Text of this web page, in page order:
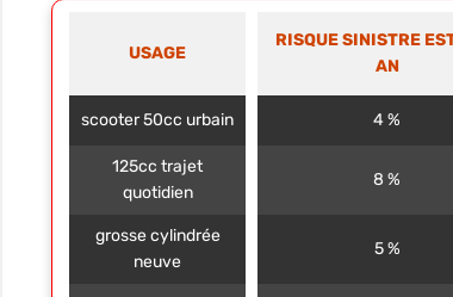
USAGE
RISQUE SINISTRE
AN
scooter 50cc urbain 4 %
125cc trajet
quotidien
8 %
grosse cylindrée
neuve
5 %